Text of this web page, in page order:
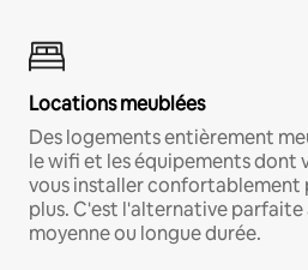
Locations meublées
Des logements entièrement
le wifi et les équipements dont
vous installer confortablement
plus. C'est l'alternative
moyenne ou longue durée.